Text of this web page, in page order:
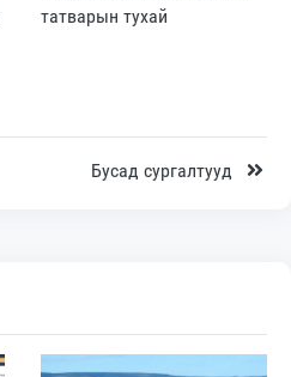
татварын тухай
Бусад сургалтууд